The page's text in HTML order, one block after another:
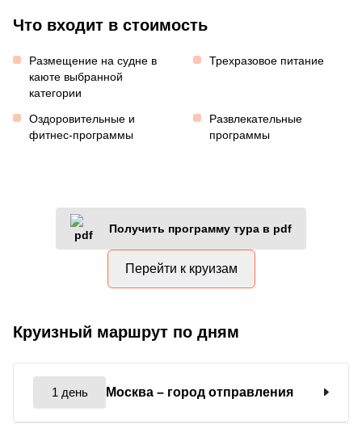
Что входит в стоимость
Размещение на судне в
каюте выбранной
категории
Трехразовое питание
Оздоровительные и
фитнес-программы
Развлекательные
программы
Получить программу тура в pdf
Перейти к круизам
Круизный маршрут по дням
1 день Москва – город отправления